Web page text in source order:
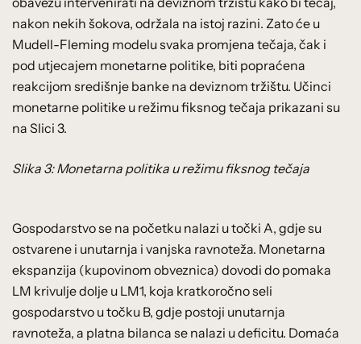
nakon nekih šokova, održala na istoj razini. Zato će u
Mudell-Fleming modelu svaka promjena tečaja, čak i
pod utjecajem monetarne politike, biti popraćena
reakcijom središnje banke na deviznom tržištu. Učinci
monetarne politike u režimu fiksnog tečaja prikazani su
na Slici 3.
Slika 3: Monetarna politika u režimu fiksnog tečaja
Gospodarstvo se na početku nalazi u točki A, gdje su
ostvarene i unutarnja i vanjska ravnoteža. Monetarna
ekspanzija (kupovinom obveznica) dovodi do pomaka
LM krivulje dolje u LM1, koja kratkoročno seli
gospodarstvo u točku B, gdje postoji unutarnja
ravnoteža, a platna bilanca se nalazi u deficitu. Domaća